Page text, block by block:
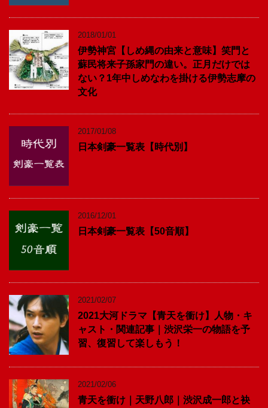
2018/01/01
伊勢神宮【しめ縄の由来と意味】笑門と
蘇民将来子孫家門の違い。正月だけでは
ない？1年中しめなわを掛ける伊勢志摩の
文化
2017/01/08
日本剣豪一覧表【時代別】
2016/12/01
日本剣豪一覧表【50音順】
2021/02/07
2021大河ドラマ【青天を衝け】人物・キ
ャスト・関連記事｜渋沢栄一の物語を予
習、復習して楽しもう！
2021/02/06
青天を衝け｜天野八郎｜渋沢成一郎と袂